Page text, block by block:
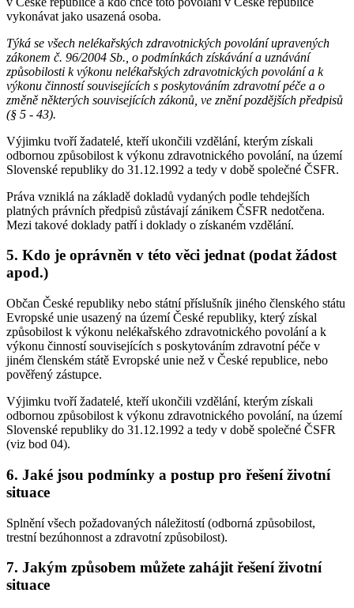
vykonávat jako usazená osoba.
Týká se všech nelékařských zdravotnických povolání upravených
zákonem č. 96/2004 Sb., o podmínkách získávání a uznávání
způsobilosti k výkonu nelékařských zdravotnických povolání a k
výkonu činností souvisejících s poskytováním zdravotní péče a o
změně některých souvisejících zákonů, ve znění pozdějších předpisů
(§ 5 - 43).
Výjimku tvoří žadatelé, kteří ukončili vzdělání, kterým získali
odbornou způsobilost k výkonu zdravotnického povolání, na území
Slovenské republiky do 31.12.1992 a tedy v době společné ČSFR.
Práva vzniklá na základě dokladů vydaných podle tehdejších
platných právních předpisů zůstávají zánikem ČSFR nedotčena.
Mezi takové doklady patří i doklady o získaném vzdělání.
5. Kdo je oprávněn v této věci jednat (podat žádost
apod.)
Občan České republiky nebo státní příslušník jiného členského státu
Evropské unie usazený na území České republiky, který získal
způsobilost k výkonu nelékařského zdravotnického povolání a k
výkonu činností souvisejících s poskytováním zdravotní péče v
jiném členském státě Evropské unie než v České republice, nebo
pověřený zástupce.
Výjimku tvoří žadatelé, kteří ukončili vzdělání, kterým získali
odbornou způsobilost k výkonu zdravotnického povolání, na území
Slovenské republiky do 31.12.1992 a tedy v době společné ČSFR
(viz bod 04).
6. Jaké jsou podmínky a postup pro řešení životní
situace
Splnění všech požadovaných náležitostí (odborná způsobilost,
trestní bezúhonnost a zdravotní způsobilost).
7. Jakým způsobem můžete zahájit řešení životní
situace